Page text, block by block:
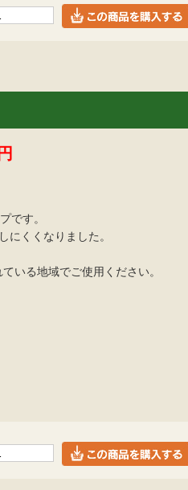
です。
にくくなりました。
いる地域でご使用ください。